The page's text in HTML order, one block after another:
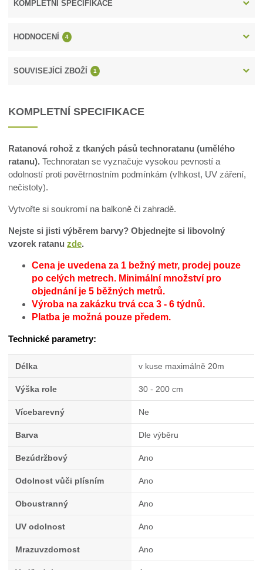
KOMPLETNÍ SPECIFIKACE
HODNOCENÍ 4
SOUVISEJÍCÍ ZBOŽÍ 1
KOMPLETNÍ SPECIFIKACE
Ratanová rohož z tkaných pásů technoratanu (umělého
ratanu). Technoratan se vyznačuje vysokou pevností a
odolností proti povětrnostním podmínkám (vlhkost, UV záření,
nečistoty).
Vytvořte si soukromí na balkoně či zahradě.
Nejste si jisti výběrem barvy? Objednejte si libovolný
vzorek ratanuzde.
Cena je uvedena za 1 bežný metr, prodej pouze
po celých metrech. Minimální množství pro
objednání je 5 běžných metrů.
Výroba na zakázku trvá cca 3 - 6 týdnů.
Platba je možná pouze předem.
Technické parametry:
Délka v kuse maximálně 20m
Výška role 30 - 200 cm
Vícebarevný Ne
Barva Dle výběru
Bezúdržbový Ano
Odolnost vůči plísním Ano
Oboustranný Ano
UV odolnost Ano
Mrazuvzdornost Ano